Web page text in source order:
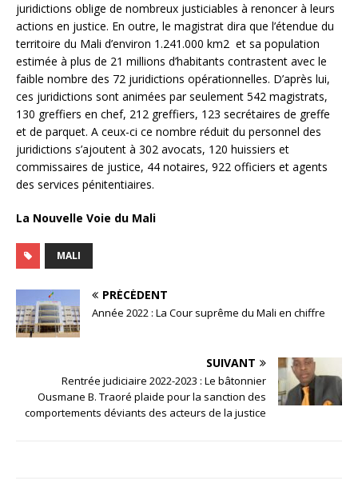
juridictions oblige de nombreux justiciables à renoncer à leurs
actions en justice. En outre, le magistrat dira que l’étendue du
territoire du Mali d’environ 1.241.000 km2 et sa population
estimée à plus de 21 millions d’habitants contrastent avec le
faible nombre des 72 juridictions opérationnelles. D’après lui,
ces juridictions sont animées par seulement 542 magistrats,
130 greffiers en chef, 212 greffiers, 123 secrétaires de greffe
et de parquet. A ceux-ci ce nombre réduit du personnel des
juridictions s’ajoutent à 302 avocats, 120 huissiers et
commissaires de justice, 44 notaires, 922 officiers et agents
des services pénitentiaires.
La Nouvelle Voie du Mali
MALI
PRÉCÉDENT
Année 2022 : La Cour suprême du Mali en chiffre
SUIVANT
Rentrée judiciaire 2022-2023 : Le bâtonnier
Ousmane B. Traoré plaide pour la sanction des
comportements déviants des acteurs de la justice